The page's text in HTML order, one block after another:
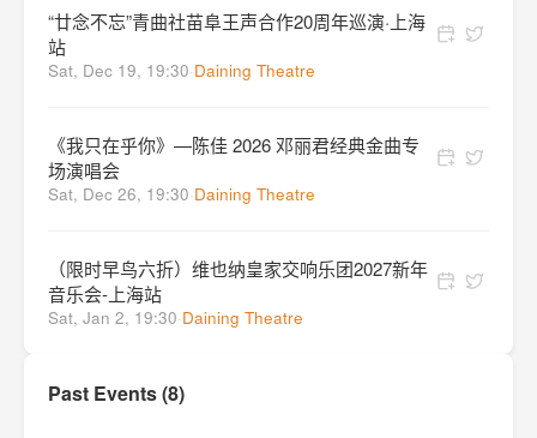
“廿念不忘”青曲社苗阜王声合作20周年巡演·上海
站
Sat, Dec 19, 19:30·Daining Theatre
《我只在乎你》—陈佳 2026 邓丽君经典金曲专
场演唱会
Sat, Dec 26, 19:30·Daining Theatre
（限时早鸟六折）维也纳皇家交响乐团2027新年
音乐会-上海站
Sat, Jan 2, 19:30·Daining Theatre
Past Events (8)